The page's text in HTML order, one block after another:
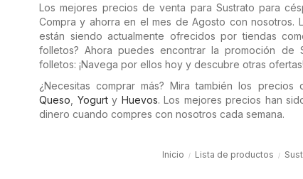
Los mejores precios de venta para Sustrato para
Compra y ahorra en el mes de Agosto con nosotros.
están siendo actualmente ofrecidos por tiendas
folletos? Ahora puedes encontrar la promoción de
folletos: ¡Navega por ellos hoy y descubre otras ofertas!
¿Necesitas comprar más? Mira también los precios
Queso
Yogurty Huevos. Los mejores precios han
dinero cuando compres con nosotros cada semana.
Inicio Lista de productos